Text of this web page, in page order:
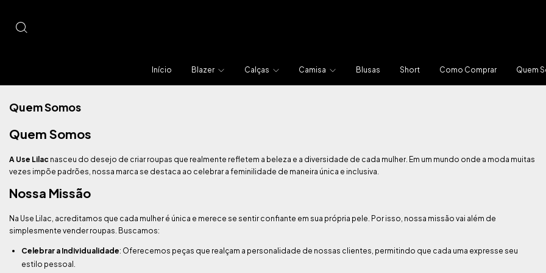
Início Blazer Calças Camisa Blusas Short Como Comprar Quem
Quem Somos
Quem Somos
A Use Lilac nasceu do desejo de criar roupas que realmente refletem a beleza e a diversidade de cada mulher. Em um mundo onde a moda muitas
vezes impõe padrões, nossa marca se destaca ao celebrar a feminilidade de maneira única e inclusiva.
Nossa Missão
Na Use Lilac, acreditamos que cada mulher é única e merece se sentir confiante em sua própria pele. Por isso, nossa missão vai além de
simplesmente vender roupas. Buscamos:
Celebrar a Individualidade: Oferecemos peças que realçam a personalidade de nossas clientes, permitindo que cada uma expresse seu
estilo pessoal.